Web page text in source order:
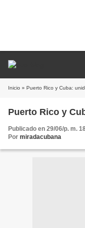
Inicio » Puerto Rico y Cuba:
Puerto Rico y
Publicado en 29/06/p. m.
Por miradacubana